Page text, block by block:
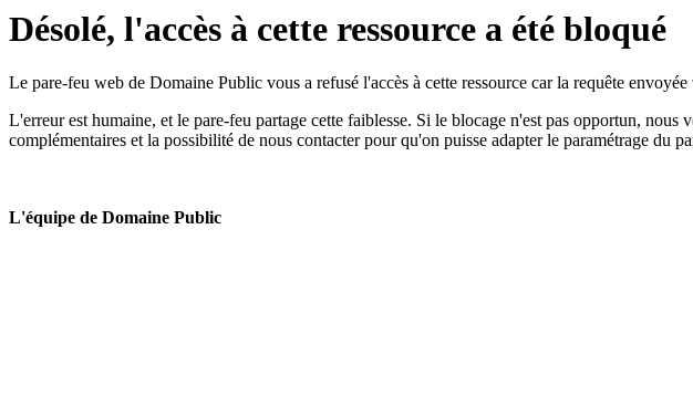
Désolé, l'accès à cette ressource a été bloqué
Le pare-feu web de Domaine Public vous a refusé l'accès à cette ressource car la requête envoyée
L'erreur est humaine, et le pare-feu partage cette faiblesse. Si le blocage n'est pas opportun, nous
complémentaires et la possibilité de nous contacter pour qu'on puisse adapter le paramétrage du
L'équipe de Domaine Public